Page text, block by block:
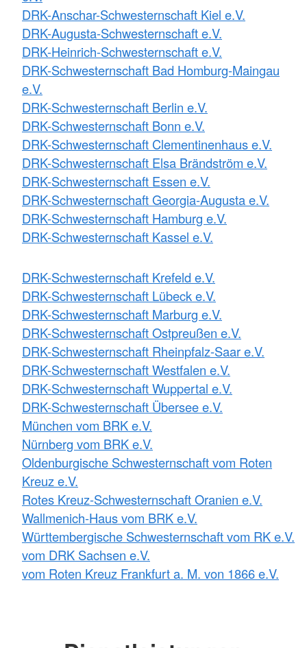
DRK-Anschar-Schwesternschaft Kiel e.V.
DRK-Augusta-Schwesternschaft e.V.
DRK-Heinrich-Schwesternschaft e.V.
DRK-Schwesternschaft Bad Homburg-Maingau
e.V.
DRK-Schwesternschaft Berlin e.V.
DRK-Schwesternschaft Bonn e.V.
DRK-Schwesternschaft Clementinenhaus e.V.
DRK-Schwesternschaft Elsa Brändström e.V.
DRK-Schwesternschaft Essen e.V.
DRK-Schwesternschaft Georgia-Augusta e.V.
DRK-Schwesternschaft Hamburg e.V.
DRK-Schwesternschaft Kassel e.V.
DRK-Schwesternschaft Krefeld e.V.
DRK-Schwesternschaft Lübeck e.V.
DRK-Schwesternschaft Marburg e.V.
DRK-Schwesternschaft Ostpreußen e.V.
DRK-Schwesternschaft Rheinpfalz-Saar e.V.
DRK-Schwesternschaft Westfalen e.V.
DRK-Schwesternschaft Wuppertal e.V.
DRK-Schwesternschaft Übersee e.V.
München vom BRK e.V.
Nürnberg vom BRK e.V.
Oldenburgische Schwesternschaft vom Roten
Kreuz e.V.
Rotes Kreuz-Schwesternschaft Oranien e.V.
Wallmenich-Haus vom BRK e.V.
Württembergische Schwesternschaft vom RK e.V.
vom DRK Sachsen e.V.
vom Roten Kreuz Frankfurt a. M. von 1866 e.V.